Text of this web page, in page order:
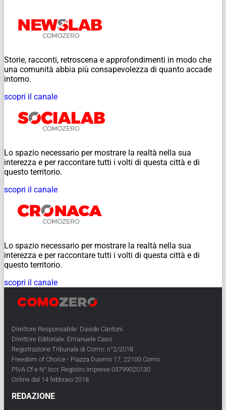
Storie, racconti, retroscena e approfondimenti in modo che
una comunità abbia più consapevolezza di quanto accade
intorno.
scopri il canale
Lo spazio necessario per mostrare la realtà nella sua
interezza e per raccontare tutti i volti di questa città e di
questo territorio.
scopri il canale
Lo spazio necessario per mostrare la realtà nella sua
interezza e per raccontare tutti i volti di questa città e di
questo territorio.
scopri il canale
Direttore Responsabile: Davide Cantoni
Direttore Editoriale: Emanuele Caso
Registrazione Tribunale di Como: n°2/2018
Freedom of Choice - Piazza Duomo 17, 22100 Como
PIVA Cf e N° Iscr. Registro Imprese 03799020130
Online dal 14 febbraio 2018
REDAZIONE